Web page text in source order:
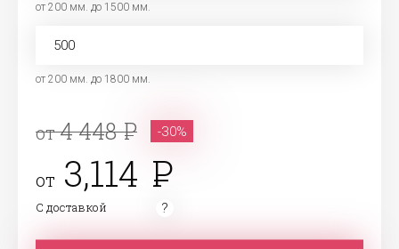
от 200 мм. до 1500 мм.
от 200 мм. до 1800 мм.
от4 448 -30%
от 3,114
С доставкой